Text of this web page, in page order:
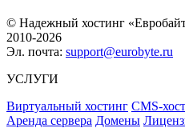
© Надежный хостинг
2010-2026
Эл. почта: support@eurobyte.ru
УСЛУГИ
Виртуальный хостинг CMS-
Аренда сервера Домены